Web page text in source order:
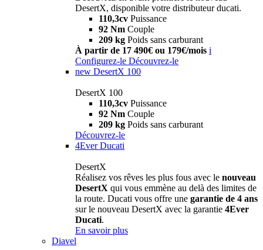
DesertX, disponible votre distributeur ducati.
110,3cv Puissance
92 Nm Couple
209 kg Poids sans carburant
À partir de 17 490€ ou 179€/mois i
Configurez-le Découvrez-le
new DesertX 100
DesertX 100
110,3cv Puissance
92 Nm Couple
209 kg Poids sans carburant
Découvrez-le
4Ever Ducati
DesertX
Réalisez vos rêves les plus fous avec le nouveau
DesertX qui vous emmène au delà des limites de
la route. Ducati vous offre une garantie de 4 ans
sur le nouveau DesertX avec la garantie 4Ever
Ducati.
En savoir plus
Diavel